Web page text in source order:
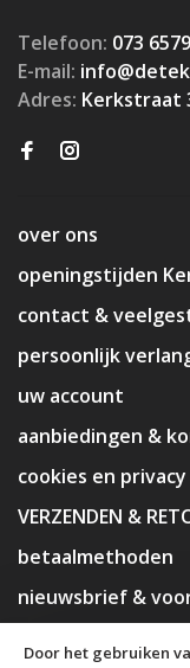
Telefoon: 073
E-mail:
Adres: Kerkstraat
over ons
openingstijden
contact &
persoonlijk
uw account
aanbiedingen &
cookies en privacy
VERZENDEN &
betaalmethoden
nieuwsbrief &
Door het gebruiken